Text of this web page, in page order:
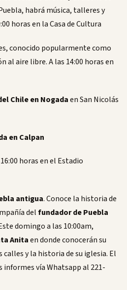
habrá música, talleres y
horas en la Casa de Cultura
conocido popularmente como
al aire libre. A las 14:00 horas en
Chile en Nogadaen San Nicolás
en Calpan
horas en el Estadio
antigua. Conoce la historia de
delfundador de Puebla
domingo a las 10:00am,
Anitaen donde conocerán su
calles y la historia de su iglesia. El
informes vía Whatsapp al 221-